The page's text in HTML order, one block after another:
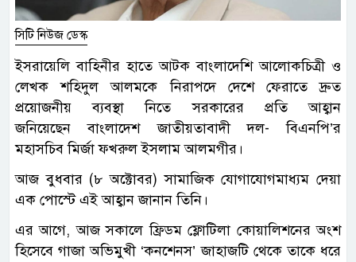
সিটি নিউজ ডেস্ক
ইসরায়েলি বাহিনীর হাতে আটক বাংলাদেশি আলোকচিত্রী ও
লেখক শহিদুল আলমকে নিরাপদে দেশে ফেরাতে দ্রুত
প্রয়োজনীয় ব্যবস্থা নিতে সরকারের প্রতি আহ্বান
জনিয়েছেন বাংলাদেশ জাতীয়তাবাদী দল- বিএনপি’র
মহাসচিব মির্জা ফখরুল ইসলাম আলমগীর।
আজ বুধবার (৮ অক্টোবর) সামাজিক যোগাযোগমাধ্যম দেয়া
এক পোস্টে এই আহ্বান জানান তিনি।
এর আগে, আজ সকালে ফ্রিডম ফ্লোটিলা কোয়ালিশনের অংশ
হিসেবে গাজা অভিমুখী ‘কনশেনস’ জাহাজটি থেকে তাকে ধরে